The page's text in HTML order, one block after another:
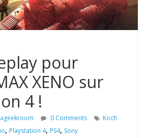
pour
XENO sur
4 !
0 Comments
Koch
, Playstation 4, PS4, Sony